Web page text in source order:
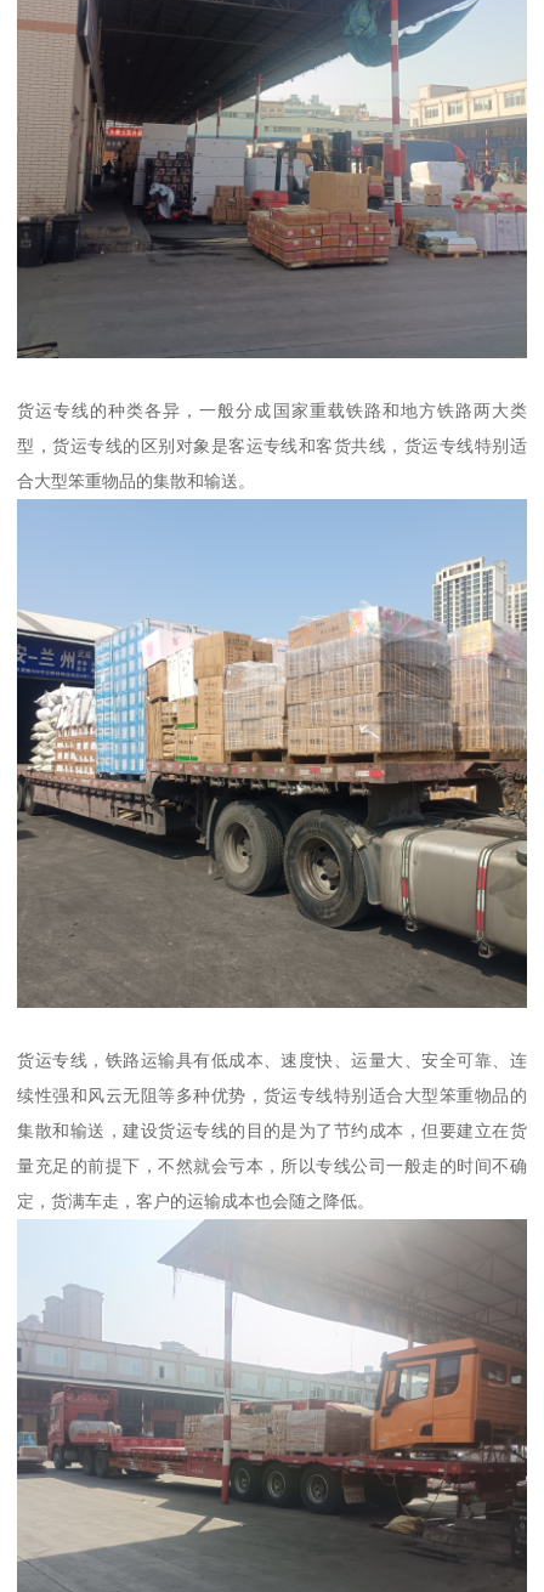
货运专线的种类各异，一般分成国家重载铁路和地方铁路两大类
型，货运专线的区别对象是客运专线和客货共线，货运专线特别适
合大型笨重物品的集散和输送。
货运专线，铁路运输具有低成本、速度快、运量大、安全可靠、连
续性强和风云无阻等多种优势，货运专线特别适合大型笨重物品的
集散和输送，建设货运专线的目的是为了节约成本，但要建立在货
量充足的前提下，不然就会亏本，所以专线公司一般走的时间不确
定，货满车走，客户的运输成本也会随之降低。